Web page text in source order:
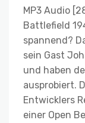
MP3 Audio
Battlefield
spannend?
sein Gast
und haben
ausprobiert.
Entwicklers
einer Open